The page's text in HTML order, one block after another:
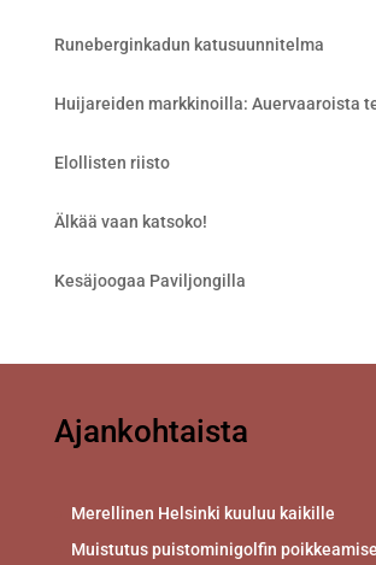
Runeberginkadun katusuunnitelma
Huijareiden markkinoilla: Auervaaroista
Elollisten riisto
Älkää vaan katsoko!
Kesäjoogaa Paviljongilla
Ajankohtaista
Merellinen Helsinki kuuluu kaikille
Muistutus puistominigolfin